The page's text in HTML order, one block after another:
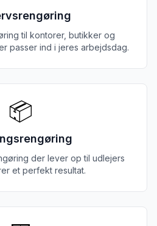
til kontorer, butikker og
passer ind i jeres arbejdsdag.
📦
der lever op til udlejers
et perfekt resultat.